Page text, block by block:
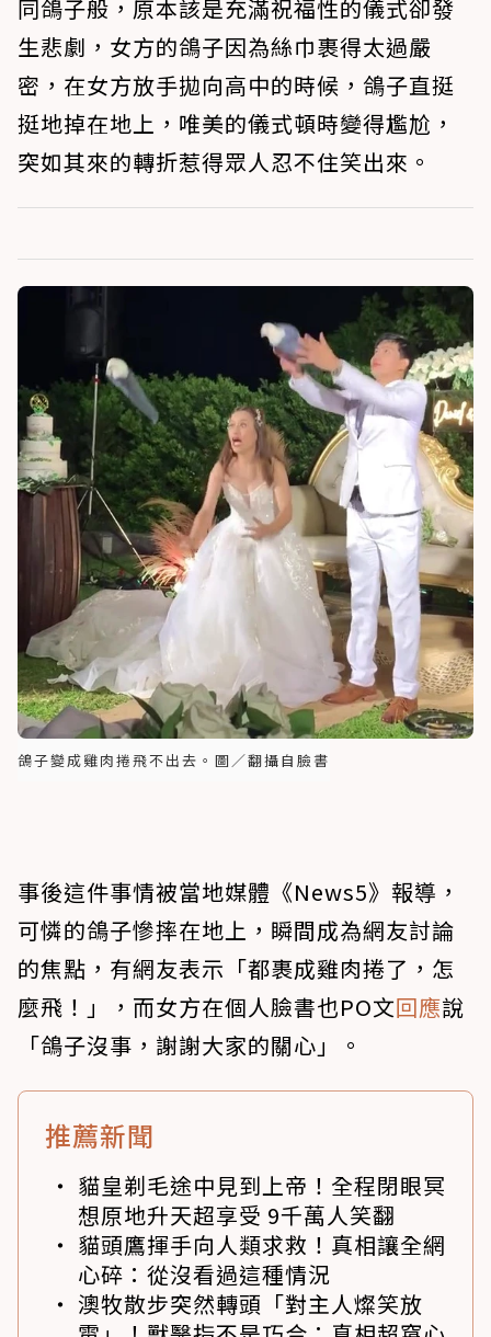
同鴿子般，原本該是充滿祝福性的儀式卻發
生悲劇，女方的鴿子因為絲巾裹得太過嚴
密，在女方放手拋向高中的時候，鴿子直挺
挺地掉在地上，唯美的儀式頓時變得尷尬，
突如其來的轉折惹得眾人忍不住笑出來。
鴿子變成雞肉捲飛不出去。圖／翻攝自臉書
事後這件事情被當地媒體《News5》報導，
可憐的鴿子慘摔在地上，瞬間成為網友討論
的焦點，有網友表示「都裹成雞肉捲了，怎
麼飛！」，而女方在個人臉書也PO文回應說
「鴿子沒事，謝謝大家的關心」。
推薦新聞
貓皇剃毛途中見到上帝！全程閉眼冥
想原地升天超享受 9千萬人笑翻
貓頭鷹揮手向人類求救！真相讓全網
心碎：從沒看過這種情況
澳牧散步突然轉頭「對主人燦笑放